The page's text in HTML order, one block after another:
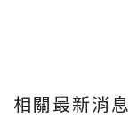
相關最新消息